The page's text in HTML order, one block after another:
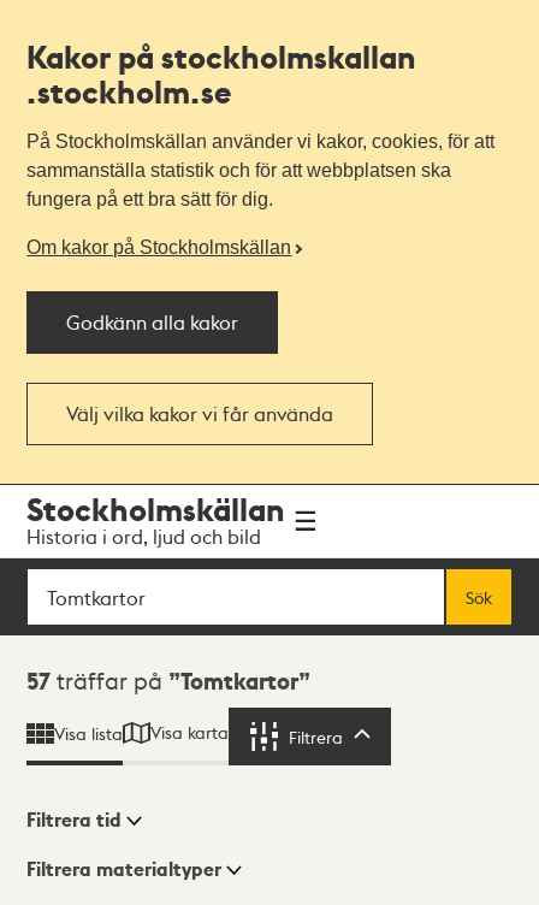
Kakor på stockholmskallan
.stockholm.se
På Stockholmskällan använder vi kakor, cookies, för att
sammanställa statistik och för att webbplatsen ska
fungera på ett bra sätt för dig.
Om kakor på Stockholmskällan
Godkänn alla kakor
Välj vilka kakor vi får använda
navigationen
huvudinnehållet
Stockholmskällan
Historia i ord, ljud och bild
Sök
Sök
Sökresultat
57 träffar på Tomtkartor
Visa lista Visa karta Filtrera
Visningsläge
Filtrera tid
Filtrera materialtyper